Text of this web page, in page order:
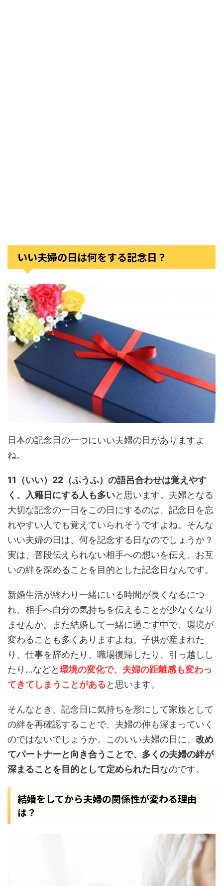
いい夫婦の日は何をする記念日？
日本の記念日の一つにいい夫婦の日がありますよ
ね。
11（いい）22（ふうふ）の語呂合わせは覚えやす
く、入籍日にする人も多いと思います。夫婦となる
大切な記念の一日をこの日にするのは、記念日を忘
れやすい人でも覚えていられそうですよね。そんな
いい夫婦の日は、何を記念する日なのでしょうか？
実は、普段伝えられない相手への想いを伝え、お互
いの絆を深めることを目的とした記念日なんです。
新婚生活が終わり一緒にいる時間が長くなるにつ
れ、相手へ自分の気持ちを伝えることが少なくなり
ませんか。また結婚して一緒に過ごす中で、環境が
変わることも多くありますよね。子供が産まれた
り、仕事を辞めたり、職場復帰したり、引っ越しし
たり…などと環境の変化で、夫婦の距離感も変わっ
てきてしまうことがあると思います。
そんなとき、記念日に気持ちを形にして家族として
の絆を再確認することで、夫婦の仲も深まっていく
のではないでしょうか。このいい夫婦の日に、 改め
てパートナーと向き合うことで、多くの夫婦の絆が
深まることを目的として定められた日なのです。
結婚をしてから夫婦の関係性が変わる理由
は？